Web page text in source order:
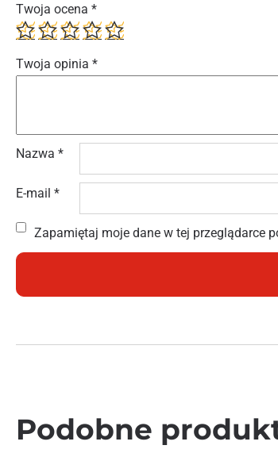
Twoja ocena *
Twoja opinia *
Nazwa *
E-mail *
Zapamiętaj moje dane w tej przeglądarce
Podobne